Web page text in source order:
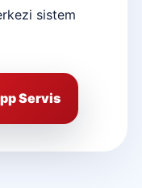
sistem
Servis